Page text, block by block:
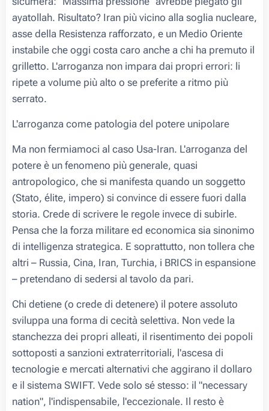
ayatollah. Risultato? Iran più vicino alla soglia nucleare,
asse della Resistenza rafforzato, e un Medio Oriente
instabile che oggi costa caro anche a chi ha premuto il
grilletto. L'arroganza non impara dai propri errori: li
ripete a volume più alto o se preferite a ritmo più
serrato.
L'arroganza come patologia del potere unipolare
Ma non fermiamoci al caso Usa-Iran. L'arroganza del
potere è un fenomeno più generale, quasi
antropologico, che si manifesta quando un soggetto
(Stato, élite, impero) si convince di essere fuori dalla
storia. Crede di scrivere le regole invece di subirle.
Pensa che la forza militare ed economica sia sinonimo
di intelligenza strategica. E soprattutto, non tollera che
altri – Russia, Cina, Iran, Turchia, i BRICS in espansione
– pretendano di sedersi al tavolo da pari.
Chi detiene (o crede di detenere) il potere assoluto
sviluppa una forma di cecità selettiva. Non vede la
stanchezza dei propri alleati, il risentimento dei popoli
sottoposti a sanzioni extraterritoriali, l'ascesa di
tecnologie e mercati alternativi che aggirano il dollaro
e il sistema SWIFT. Vede solo sé stesso: il "necessary
nation", l'indispensabile, l'eccezionale. Il resto è